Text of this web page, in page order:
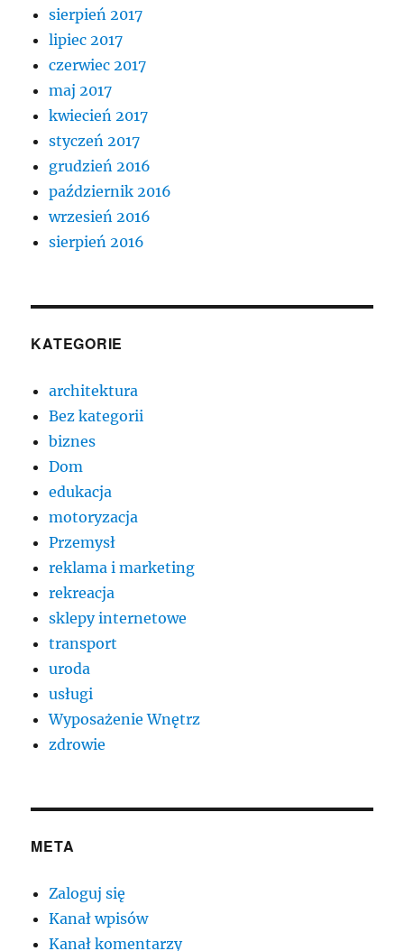
sierpień 2017
lipiec 2017
czerwiec 2017
maj 2017
kwiecień 2017
styczeń 2017
grudzień 2016
październik 2016
wrzesień 2016
sierpień 2016
KATEGORIE
architektura
Bez kategorii
biznes
Dom
edukacja
motoryzacja
Przemysł
reklama i marketing
rekreacja
sklepy internetowe
transport
uroda
usługi
Wyposażenie Wnętrz
zdrowie
META
Zaloguj się
Kanał wpisów
Kanał komentarzy